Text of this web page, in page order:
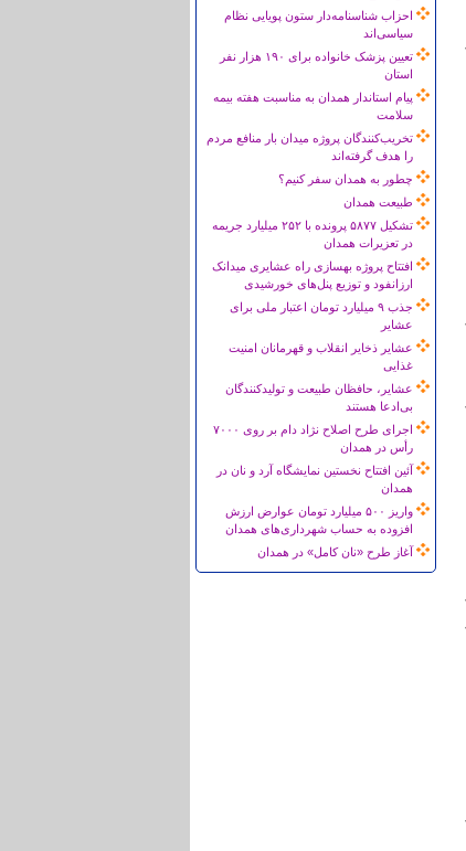
احزاب شناسنامه‌دار ستون پویایی نظام
سیاسی‌اند
تعیین پزشک خانواده برای ۱۹۰ هزار نفر
استان
پیام استاندار همدان به مناسبت هفته بیمه
سلامت
تخریب‌کنندگان پروژه میدان بار منافع مردم
را هدف گرفته‌اند
چطور به همدان سفر کنیم؟
طبیعت همدان
تشکیل ۵۸۷۷ پرونده با ۲۵۲ میلیارد جریمه
در تعزیرات همدان
افتتاح پروژه بهسازی راه عشایری میدانک
ارزانفود و توزیع پنل‌های خورشیدی
جذب ۹ میلیارد تومان اعتبار ملی برای
عشایر
عشایر ذخایر انقلاب و قهرمانان امنیت
غذایی
عشایر، حافظان طبیعت و تولیدکنندگان
بی‌ادعا هستند
اجرای طرح اصلاح نژاد دام بر روی ۷۰۰۰
رأس در همدان
آئین افتتاح نخستین نمایشگاه آرد و نان در
همدان
واریز ۵۰۰ میلیارد تومان عوارض ارزش
افزوده به حساب شهرداری‌های همدان
آغاز طرح «نان کامل» در همدان